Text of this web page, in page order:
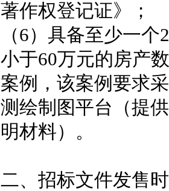
著作权登记证》；
（6）具备至少一
小于60万元的房产
案例，该案例要求
测绘制图平台（提
明材料）。
二、招标文件发售